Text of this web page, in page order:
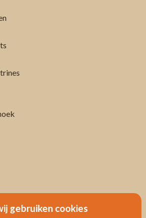
gebruiken cookies